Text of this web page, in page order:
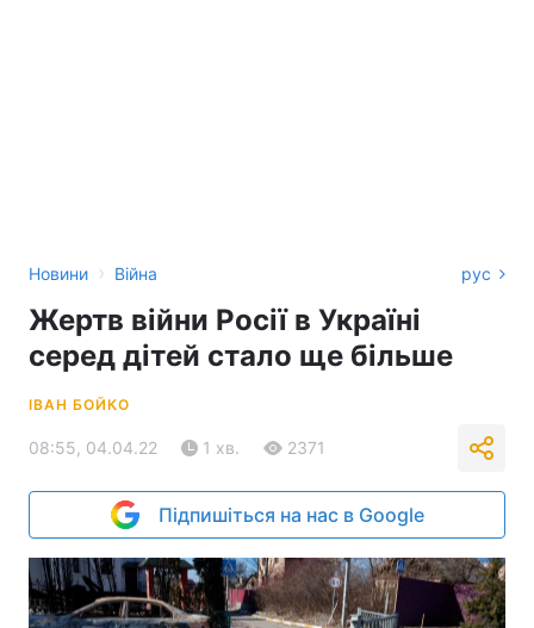
Новини › Війна рус
Жертв війни Росії в Україні
серед дітей стало ще більше
ІВАН БОЙКО
08:55, 04.04.22 1 хв. 2371
Підпишіться на нас в Google